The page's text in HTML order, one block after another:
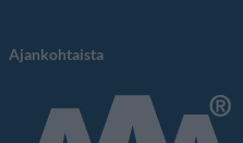
Ajankohtaista